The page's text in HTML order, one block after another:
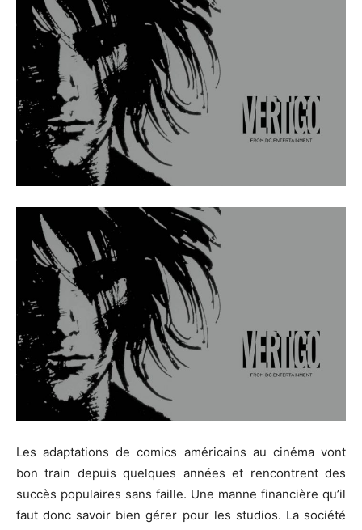
Les adaptations de comics américains au cinéma vont
bon train depuis quelques années et rencontrent des
succès populaires sans faille. Une manne financière qu’il
faut donc savoir bien gérer pour les studios. La société